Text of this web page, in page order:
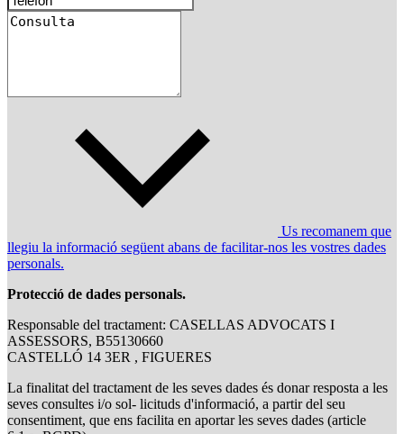
Us recomanem que
llegiu la informació següent abans de facilitar-nos les vostres dades
personals.
Protecció de dades personals.
Responsable del tractament: CASELLAS ADVOCATS I
ASSESSORS, B55130660
CASTELLÓ 14 3ER , FIGUERES
La finalitat del tractament de les seves dades és donar resposta a les
seves consultes i/o sol- licituds d'informació, a partir del seu
consentiment, que ens facilita en aportar les seves dades (article